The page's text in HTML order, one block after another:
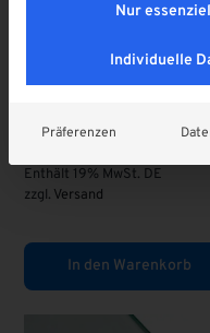
63,00€
Enthält 19% MwSt. DE
zzgl. Versand
In den Warenkorb
Nur
Individuelle
Präferenzen